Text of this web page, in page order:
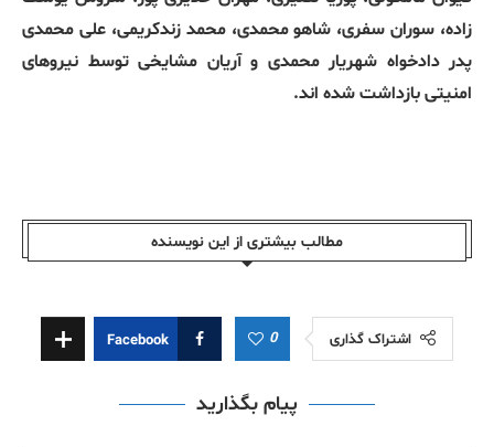
زاده، سوران سفری، شاهو محمدی، محمد زندکریمی، علی محمدی
پدر دادخواه شهریار محمدی و آریان مشایخی توسط نیروهای
امنیتی بازداشت شده اند.
مطالب بیشتری از این نویسندە
اشتراک گذاری 0
Facebook
پیام بگذارید